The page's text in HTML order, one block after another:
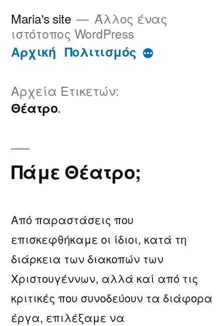
στο
περιεχόμενο
Maria's site
Άλλος ένας
ιστότοπος WordPress
Αρχική ΠολιτισμόςΠερισσότερα
Αρχεία Ετικετών:
Θέατρο
Πάμε Θέατρο;
Από παραστάσεις που
επισκεφθήκαμε οι ίδιοι, κατά τη
διάρκεια των διακοπών των
Χριστουγέννων, αλλά καί από τις
κριτικές που συνοδεύουν τα διάφορα
έργα, επιλέξαμε να